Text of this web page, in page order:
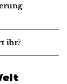
ihr?